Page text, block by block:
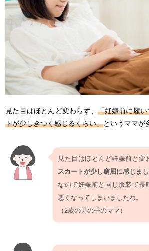
見た目はほとんど変わらず、 「妊娠前に履
トが少しきつく感じるくらい」というママが
見た目はほとんど妊娠前と変
スカートが少し窮屈に感じま
なので妊娠前と同じ服装で長
悪くなってしまいましたね。
（2歳の男の子のママ）